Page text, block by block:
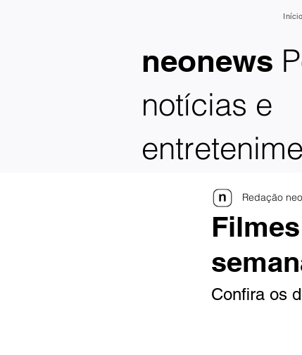
neonews
notícias e
Início
Redação
Confira os